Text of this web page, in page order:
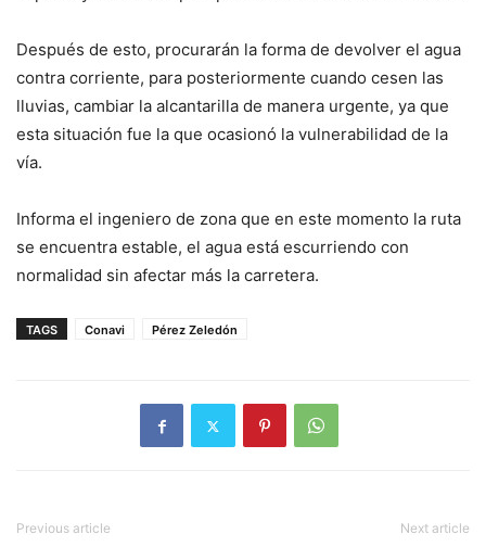
Después de esto, procurarán la forma de devolver el agua
contra corriente, para posteriormente cuando cesen las
lluvias, cambiar la alcantarilla de manera urgente, ya que
esta situación fue la que ocasionó la vulnerabilidad de la
vía.
Informa el ingeniero de zona que en este momento la ruta
se encuentra estable, el agua está escurriendo con
normalidad sin afectar más la carretera.
TAGS Conavi Pérez Zeledón
Previous article Next article